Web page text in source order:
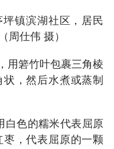
镇滨湖社区，居民
周仕伟 摄）
用箬竹叶包裹三角棱
，然后水煮或蒸制
白色的糯米代表屈原
，代表屈原的一颗